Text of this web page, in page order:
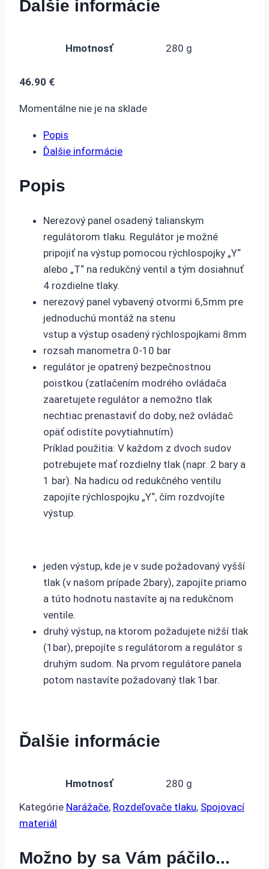
Ďalšie informácie
Hmotnosť 280 g
46.90 €
Momentálne nie je na sklade
Popis
Ďalšie informácie
Popis
Nerezový panel osadený talianskym
regulátorom tlaku. Regulátor je možné
pripojiť na výstup pomocou rýchlospojky „Y“
alebo „T“ na redukčný ventil a tým dosiahnuť
4 rozdielne tlaky.
nerezový panel vybavený otvormi 6,5mm pre
jednoduchú montáž na stenu
vstup a výstup osadený rýchlospojkami 8mm
rozsah manometra 0-10 bar
regulátor je opatrený bezpečnostnou
poistkou (zatlačením modrého ovládača
zaaretujete regulátor a nemožno tlak
nechtiac prenastaviť do doby, než ovládač
opäť odistíte povytiahnutím)
Príklad použitia: V každom z dvoch sudov
potrebujete mať rozdielny tlak (napr. 2 bary a
1 bar). Na hadicu od redukčného ventilu
zapojíte rýchlospojku „Y“, čím rozdvojíte
výstup.
jeden výstup, kde je v sude požadovaný vyšší
tlak (v našom prípade 2bary), zapojíte priamo
a túto hodnotu nastavíte aj na redukčnom
ventile.
druhý výstup, na ktorom požadujete nižší tlak
(1bar), prepojíte s regulátorom a regulátor s
druhým sudom. Na prvom regulátore panela
potom nastavíte požadovaný tlak 1bar.
Ďalšie informácie
Hmotnosť
280 g
Kategórie Narážače, Rozdeľovače tlaku, Spojovací
materiál
Možno by sa Vám páčilo...